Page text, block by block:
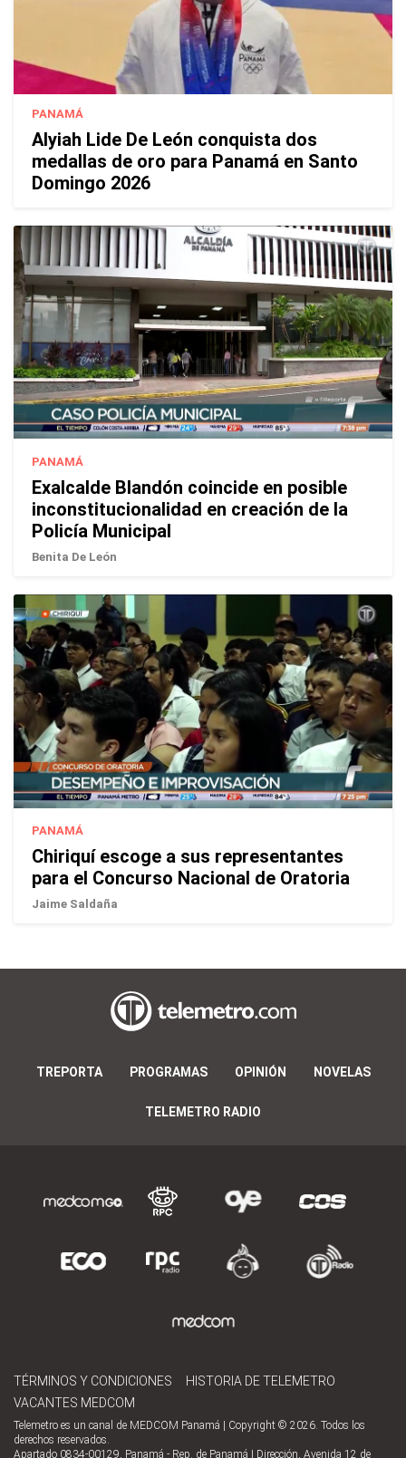
PANAMÁ
Alyiah Lide De León conquista dos
medallas de oro para Panamá en Santo
Domingo 2026
PANAMÁ
Exalcalde Blandón coincide en posible
inconstitucionalidad en creación de la
Policía Municipal
Benita De León
PANAMÁ
Chiriquí escoge a sus representantes
para el Concurso Nacional de Oratoria
Jaime Saldaña
TREPORTA PROGRAMAS OPINIÓN NOVELAS
TELEMETRO RADIO
TÉRMINOS Y CONDICIONES
HISTORIA DE TELEMETRO
VACANTES MEDCOM
Telemetro es un canal de MEDCOM Panamá | Copyright © 2026. Todos los
derechos reservados.
Apartado 0834-00129, Panamá - Rep. de Panamá | Dirección, Avenida 12 de